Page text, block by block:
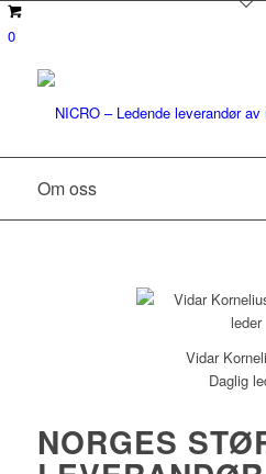
0
Om oss
Vidar
Daglig
NORGES